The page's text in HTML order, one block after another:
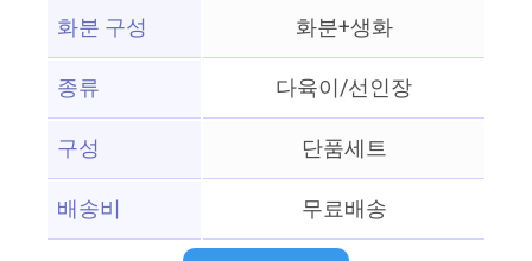
화분 구성
화분+생화
종류
다육이/선인장
구성
단품세트
배송비
무료배송